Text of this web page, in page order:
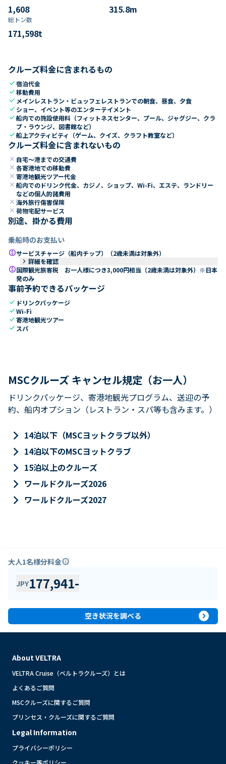
1,608 315.8m
総トン数​
171,598t
クルーズ料金に含まれるもの
check宿泊代金
check移動費用
check メインレストラン・ビュッフェレストランでの朝食、昼食、夕食
check ショー、イベント等のエンターテイメント
check船内での施設使用料（フィットネスセンター、プール、ジャグジー、クラ
ブ・ラウンジ、図書館など）
check船上アクティビティ（ゲーム、クイズ、クラフト教室など）
クルーズ料金に含まれないもの
close 自宅～港までの交通費
close 各寄港地での移動費
close 寄港地観光ツアー代金
close 船内でのドリンク代金、カジノ、ショップ、Wi-Fi、エステ、ランドリー
などの個人的諸費用
close 海外旅行傷害保険
close 荷物宅配サービス
別途、掛かる費用
乗船時のお支払い
paidサービスチャージ（船内チップ）（2歳未満は対象外）
keyboard_arrow_right 詳細を確認
paid国際観光旅客税 お一人様につき3,000円相当（2歳未満は対象外）※日本
発のみ
事前予約できるパッケージ
check ドリンクパッケージ
checkWi-Fi
check寄港地観光ツアー
check スパ
MSCクルーズ キャンセル規定（お一人）
ドリンクパッケージ、寄港地観光プログラム、送迎の予
約、船内オプション（レストラン・スパ等も含みます。）
keyboard_arrow_right 14泊以下（MSCヨットクラブ以外）
keyboard_arrow_right 14泊以下のMSCヨットクラブ
keyboard_arrow_right 15泊以上のクルーズ
keyboard_arrow_right ワールドクルーズ2026
keyboard_arrow_right ワールドクルーズ2027
大人1名様分料金info
JPY177,941-
空き状況を調べる expand_circle_right
About VELTRA
VELTRA Cruise（ベルトラクルーズ）とは
よくあるご質問
MSCクルーズに関するご質問
プリンセス・クルーズに関するご質問
Legal Information
プライバシーポリシー
クッキー等ポリシー